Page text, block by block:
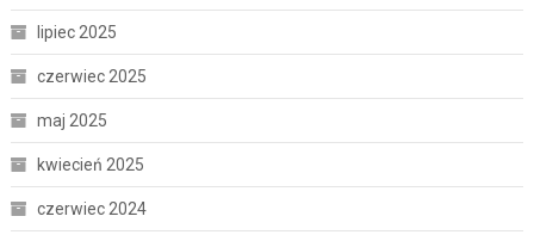
lipiec 2025
czerwiec 2025
maj 2025
kwiecień 2025
czerwiec 2024